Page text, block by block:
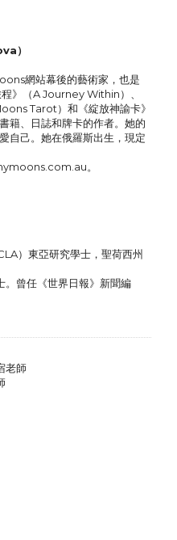
）
網站幕後的藝術家，也是
》（A Journey Within）、
Tarot）和《綻放神諭卡》
籍、日誌和牌卡的作者。她的
自己。她在俄羅斯出生，現定
。
）東亞研究學士，聖荷西州
曾任《世界日報》新聞編
老師